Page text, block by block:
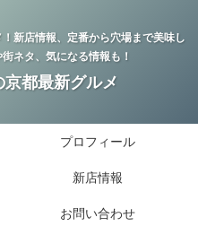
新店情報、定番から穴場まで美味し
ネタ、気になる情報も！
都最新グルメ
プロフィール
新店情報
お問い合わせ